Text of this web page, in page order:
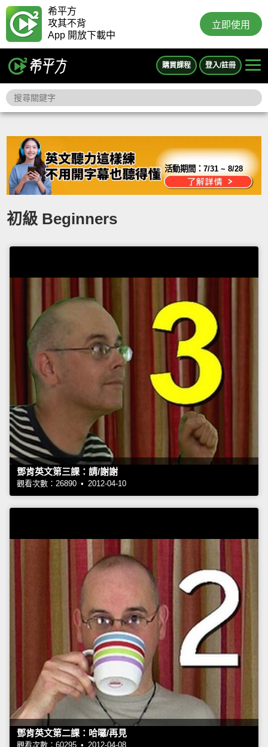
希平方
攻其不背
App 開放下載中
立即使用
購買課程 登入/註冊
活動期間：7/31 ~ 8/28
初級 Beginners
鄧肯英文第三課：請/謝謝
觀看次數：26890 • 2012-04-10
鄧肯英文第二課：哈囉/再見
觀看次數：60295 • 2012-04-08